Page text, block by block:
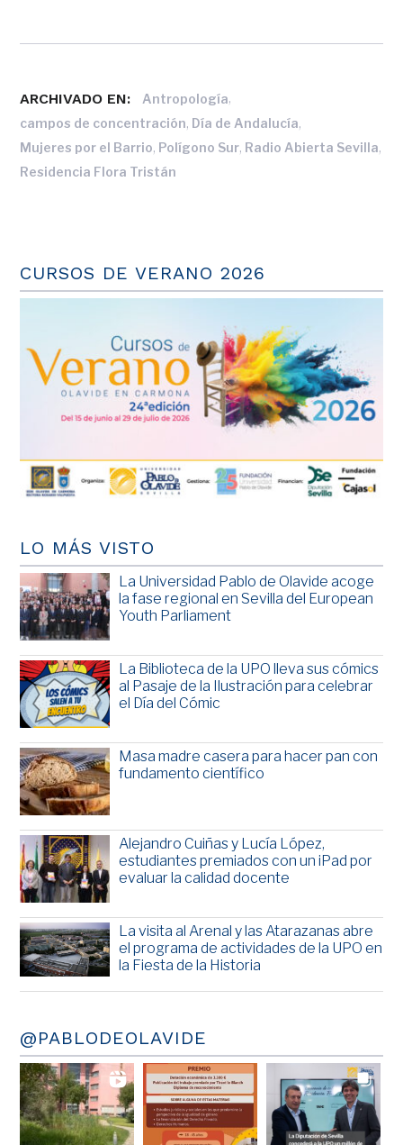
ARCHIVADO EN: Antropología,
campos de concentración, Día de Andalucía,
Mujeres por el Barrio, Polígono Sur, Radio Abierta Sevilla,
Residencia Flora Tristán
CURSOS DE VERANO 2026
LO MÁS VISTO
La Universidad Pablo de Olavide acoge
la fase regional en Sevilla del European
Youth Parliament
La Biblioteca de la UPO lleva sus cómics
al Pasaje de la Ilustración para celebrar
el Día del Cómic
Masa madre casera para hacer pan con
fundamento científico
Alejandro Cuiñas y Lucía López,
estudiantes premiados con un iPad por
evaluar la calidad docente
La visita al Arenal y las Atarazanas abre
el programa de actividades de la UPO en
la Fiesta de la Historia
@PABLODEOLAVIDE